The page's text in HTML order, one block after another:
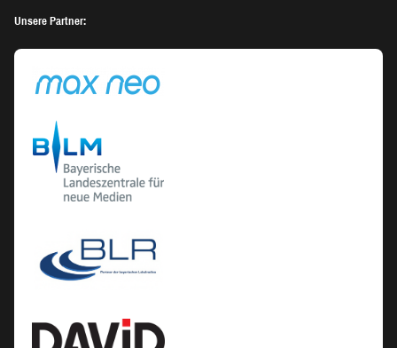
Unsere Partner: